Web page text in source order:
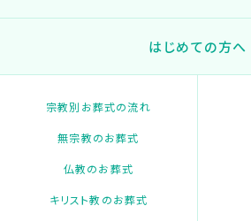
はじめての方へ
宗教別お葬式の流れ
無宗教のお葬式
仏教のお葬式
キリスト教のお葬式